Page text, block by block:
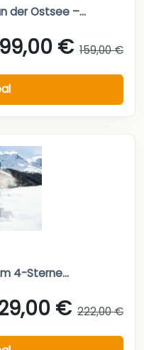
der Ostsee –...
99,00 € 159,00 €
4-Sterne...
€ 222,00 €